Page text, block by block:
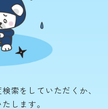
索をしていただくか、
します。